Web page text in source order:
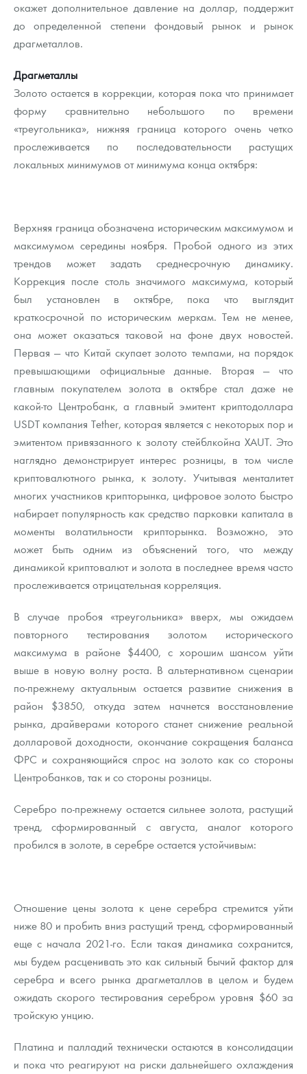
окажет дополнительное давление на доллар, поддержит
до определенной степени фондовый рынок и рынок
драгметаллов.
Драгметаллы
Золото остается в коррекции, которая пока что принимает
форму сравнительно небольшого по времени
«треугольника», нижняя граница которого очень четко
прослеживается по последовательности растущих
локальных минимумов от минимума конца октября:
Верхняя граница обозначена историческим максимумом и
максимумом середины ноября. Пробой одного из этих
трендов может задать среднесрочную динамику.
Коррекция после столь значимого максимума, который
был установлен в октябре, пока что выглядит
краткосрочной по историческим меркам. Тем не менее,
она может оказаться таковой на фоне двух новостей.
Первая — что Китай скупает золото темпами, на порядок
превышающими официальные данные. Вторая — что
главным покупателем золота в октябре стал даже не
какой-то Центробанк, а главный эмитент криптодоллара
USDT компания Tether, которая является с некоторых пор и
эмитентом привязанного к золоту стейблкойна XAUT. Это
наглядно демонстрирует интерес розницы, в том числе
криптовалютного рынка, к золоту. Учитывая менталитет
многих участников крипторынка, цифровое золото быстро
набирает популярность как средство парковки капитала в
моменты волатильности крипторынка. Возможно, это
может быть одним из объяснений того, что между
динамикой криптовалют и золота в последнее время часто
прослеживается отрицательная корреляция.
В случае пробоя «треугольника» вверх, мы ожидаем
повторного тестирования золотом исторического
максимума в районе $4400, с хорошим шансом уйти
выше в новую волну роста. В альтернативном сценарии
по-прежнему актуальным остается развитие снижения в
район $3850, откуда затем начнется восстановление
рынка, драйверами которого станет снижение реальной
долларовой доходности, окончание сокращения баланса
ФРС и сохраняющийся спрос на золото как со стороны
Центробанков, так и со стороны розницы.
Серебро по-прежнему остается сильнее золота, растущий
тренд, сформированный с августа, аналог которого
пробился в золоте, в серебре остается устойчивым:
Отношение цены золота к цене серебра стремится уйти
ниже 80 и пробить вниз растущий тренд, сформированный
еще с начала 2021-го. Если такая динамика сохранится,
мы будем расценивать это как сильный бычий фактор для
серебра и всего рынка драгметаллов в целом и будем
ожидать скорого тестирования серебром уровня $60 за
тройскую унцию.
Платина и палладий технически остаются в консолидации
и пока что реагируют на риски дальнейшего охлаждения